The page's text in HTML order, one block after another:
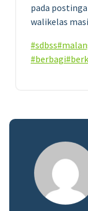
pada
walikelas
#sdbss
#berbagi